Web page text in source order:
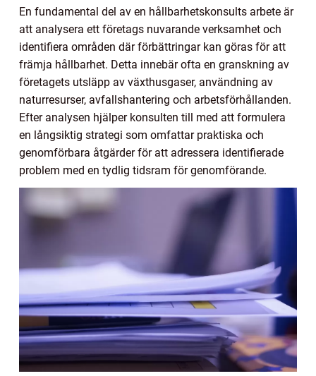
En fundamental del av en hållbarhetskonsults arbete är
att analysera ett företags nuvarande verksamhet och
identifiera områden där förbättringar kan göras för att
främja hållbarhet. Detta innebär ofta en granskning av
företagets utsläpp av växthusgaser, användning av
naturresurser, avfallshantering och arbetsförhållanden.
Efter analysen hjälper konsulten till med att formulera
en långsiktig strategi som omfattar praktiska och
genomförbara åtgärder för att adressera identifierade
problem med en tydlig tidsram för genomförande.